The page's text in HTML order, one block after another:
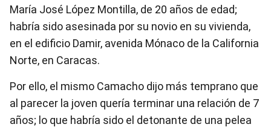
María José López Montilla, de 20 años de edad;
habría sido asesinada por su novio en su vivienda,
en el edificio Damir, avenida Mónaco de la California
Norte, en Caracas.
Por ello, el mismo Camacho dijo más temprano que
al parecer la joven quería terminar una relación de 7
años; lo que habría sido el detonante de una pelea